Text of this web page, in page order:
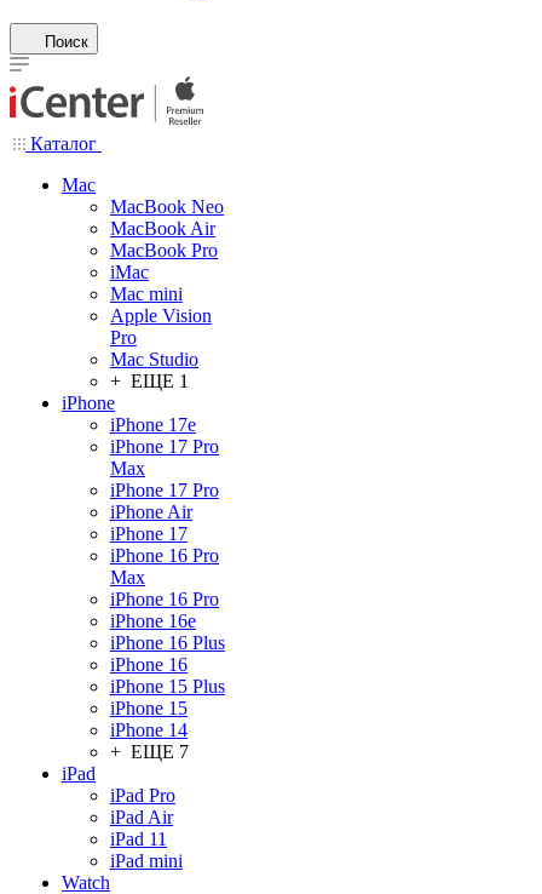
Поиск
Каталог
Mac
MacBook Neo
MacBook Air
MacBook Pro
iMac
Mac mini
Apple Vision
Pro
Mac Studio
+ ЕЩЕ 1
iPhone
iPhone 17e
iPhone 17 Pro
Max
iPhone 17 Pro
iPhone Air
iPhone 17
iPhone 16 Pro
Max
iPhone 16 Pro
iPhone 16e
iPhone 16 Plus
iPhone 16
iPhone 15 Plus
iPhone 15
iPhone 14
+ ЕЩЕ 7
iPad
iPad Pro
iPad Air
iPad 11
iPad mini
Watch